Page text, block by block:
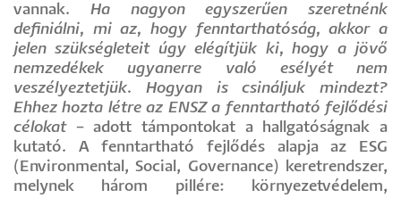
vannak. Ha nagyon egyszerűen szeretnénk
definiálni, mi az, hogy fenntarthatóság, akkor a
jelen szükségleteit úgy elégítjük ki, hogy a jövő
nemzedékek ugyanerre való esélyét nem
veszélyeztetjük. Hogyan is csináljuk mindezt?
Ehhez hozta létre az ENSZ a fenntartható fejlődési
célokat– adott támpontokat a hallgatóságnak a
kutató. A fenntartható fejlődés alapja az ESG
(Environmental, Social, Governance) keretrendszer,
melynek három pillére: környezetvédelem,